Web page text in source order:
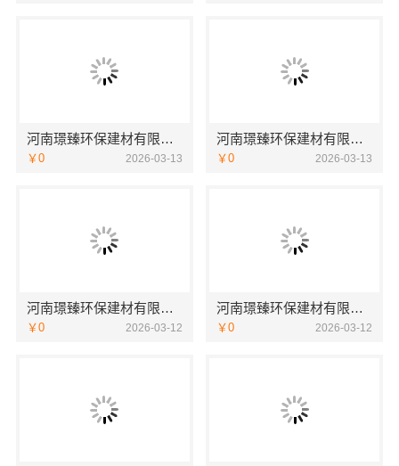
河南璟臻环保建材有限公司 打造绿色健康家居
￥0 2026-03-13
河南璟臻环保建材有限公司助力绿色家装升级
￥0 2026-03-13
河南璟臻环保建材有限公司 引领环保家装新趋势
￥0 2026-03-12
河南璟臻环保建材有限公司引领绿色整装新风尚
￥0 2026-03-12